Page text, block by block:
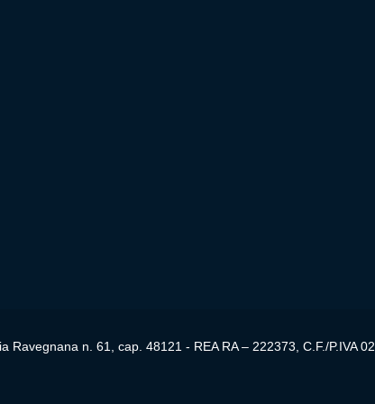
Ravegnana n. 61, cap. 48121 - REA RA – 222373, C.F./P.IVA